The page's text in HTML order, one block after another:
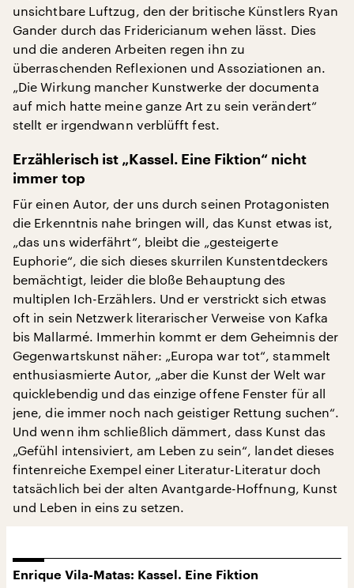
unsichtbare Luftzug, den der britische Künstlers Ryan
Gander durch das Fridericianum wehen lässt. Dies
und die anderen Arbeiten regen ihn zu
überraschenden Reflexionen und Assoziationen an.
„Die Wirkung mancher Kunstwerke der documenta
auf mich hatte meine ganze Art zu sein verändert“
stellt er irgendwann verblüfft fest.
Erzählerisch ist „Kassel. Eine Fiktion“ nicht
immer top
Für einen Autor, der uns durch seinen Protagonisten
die Erkenntnis nahe bringen will, das Kunst etwas ist,
„das uns widerfährt“, bleibt die „gesteigerte
Euphorie“, die sich dieses skurrilen Kunstentdeckers
bemächtigt, leider die bloße Behauptung des
multiplen Ich-Erzählers. Und er verstrickt sich etwas
oft in sein Netzwerk literarischer Verweise von Kafka
bis Mallarmé. Immerhin kommt er dem Geheimnis der
Gegenwartskunst näher: „Europa war tot“, stammelt
enthusiasmierte Autor, „aber die Kunst der Welt war
quicklebendig und das einzige offene Fenster für all
jene, die immer noch nach geistiger Rettung suchen“.
Und wenn ihm schließlich dämmert, dass Kunst das
„Gefühl intensiviert, am Leben zu sein“, landet dieses
fintenreiche Exempel einer Literatur-Literatur doch
tatsächlich bei der alten Avantgarde-Hoffnung, Kunst
und Leben in eins zu setzen.
Enrique Vila-Matas: Kassel. Eine Fiktion